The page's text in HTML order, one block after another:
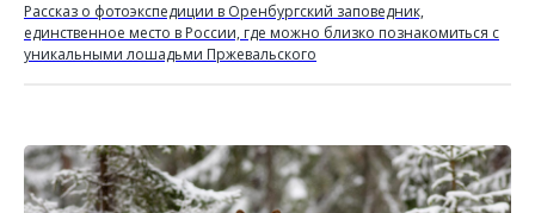
Рассказ о фотоэкспедиции в Оренбургский заповедник,
единственное место в России, где можно близко познакомиться с
уникальными лошадьми Пржевальского